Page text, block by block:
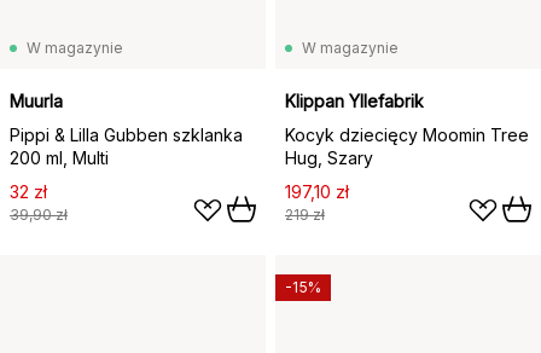
W magazynie
Muurla
Pippi & Lilla Gubben szklanka
200 ml, Multi
32 zł
39,90 zł
W magazynie
Klippan Yllefabrik
Kocyk dziecięcy Moomin Tree
Hug, Szary
197,10 zł
219 zł
-15%